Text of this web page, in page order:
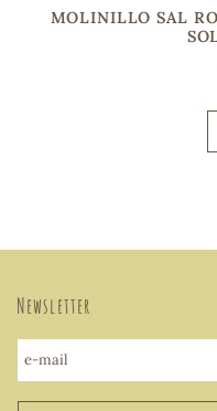
MOLINILLO SAL
Newsletter
e-mail